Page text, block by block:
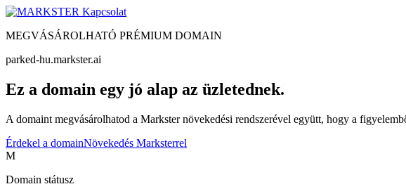
Kapcsolat
MEGVÁSÁROLHATÓ PRÉMIUM DOMAIN
parked-hu.markster.ai
Ez a domain egy jó alap az üzletednek.
A domaint megvásárolhatod a Markster növekedési rendszerével együtt, hogy a
Érdekel a domainNövekedés Marksterrel
M
Domain státusz